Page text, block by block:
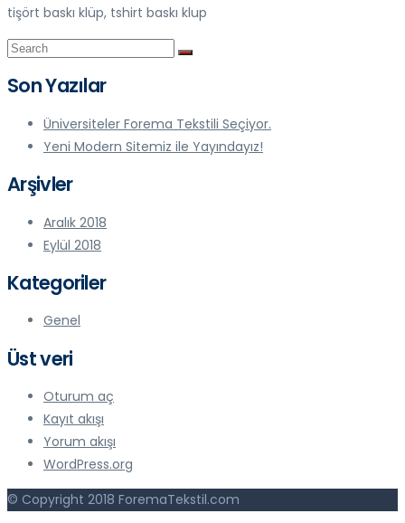
tişört baskı klüp, tshirt baskı klup
Son Yazılar
Üniversiteler Forema Tekstili Seçiyor.
Yeni Modern Sitemiz ile Yayındayız!
Arşivler
Aralık 2018
Eylül 2018
Kategoriler
Genel
Üst veri
Oturum aç
Kayıt akışı
Yorum akışı
WordPress.org
© Copyright 2018 ForemaTekstil.com